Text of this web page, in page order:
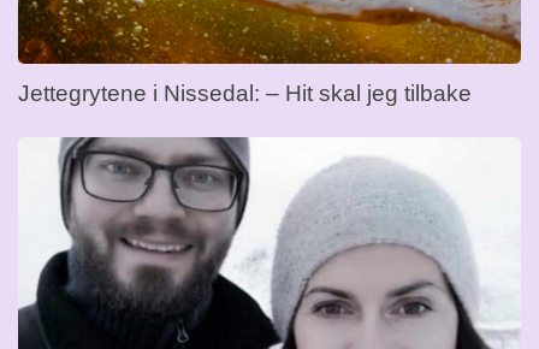
Jettegrytene i Nissedal: – Hit skal jeg tilbake